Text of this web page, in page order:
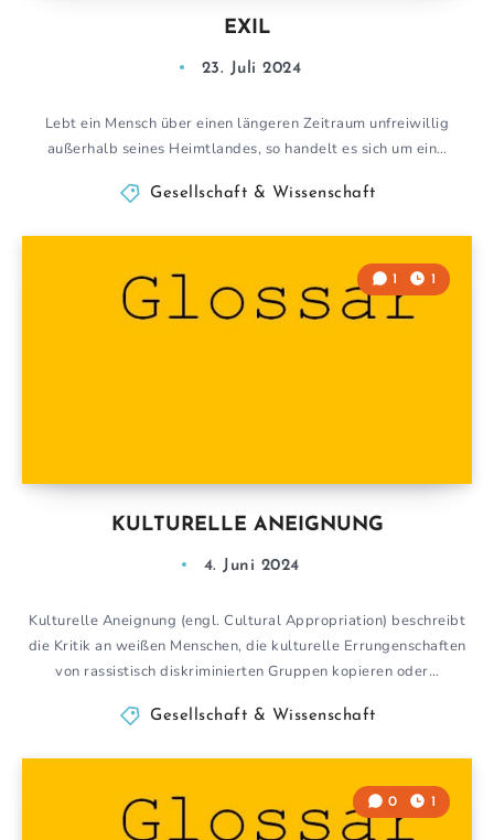
EXIL
23. Juli 2024
Lebt ein Mensch über einen längeren Zeitraum unfreiwillig
außerhalb seines Heimtlandes, so handelt es sich um ein…
Gesellschaft & Wissenschaft
KULTURELLE ANEIGNUNG
1 1
4. Juni 2024
Kulturelle Aneignung (engl. Cultural Appropriation) beschreibt
die Kritik an weißen Menschen, die kulturelle Errungenschaften
von rassistisch diskriminierten Gruppen kopieren oder…
Gesellschaft & Wissenschaft
0 1